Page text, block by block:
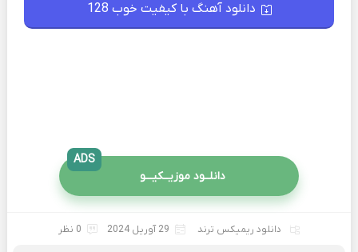
دانلود آهنگ با کیفیت خوب 128
دانلــود موزیــکیـــو
ADS
دانلود ریمیکس ترند 29 آوریل 2024 0 نظر